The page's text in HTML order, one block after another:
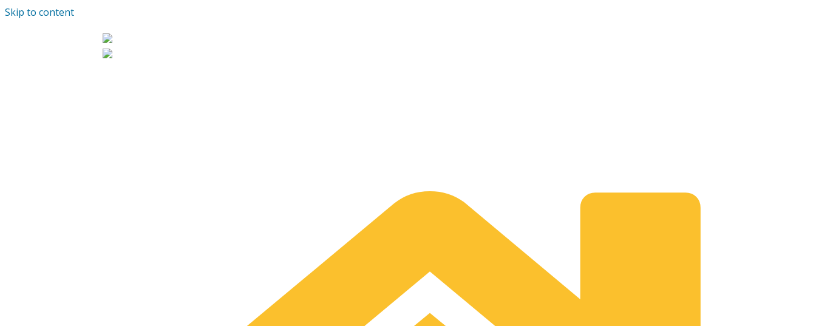
Skip to content